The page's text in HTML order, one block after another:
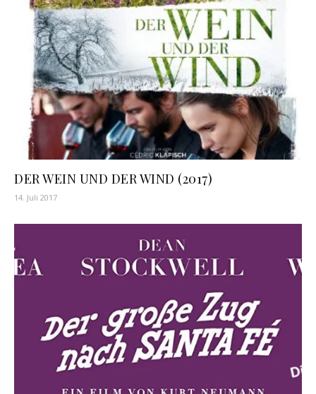
DER WEIN UND DER WIND (2017)
14. Juli 2017